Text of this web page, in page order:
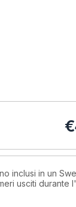
€
inclusi in un
usciti durante